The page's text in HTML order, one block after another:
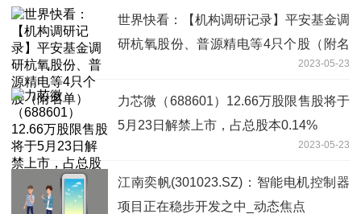
世界快看：【机构调研记录】平安基金调
研杭氧股份、普源精电等4只个股（附名
2023-05-23
力芯微（688601）12.66万股限售股将于
5月23日解禁上市，占总股本0.14%
2023-05-23
江南奕帆(301023.SZ)：智能电机控制器
项目正在稳步开发之中_动态焦点